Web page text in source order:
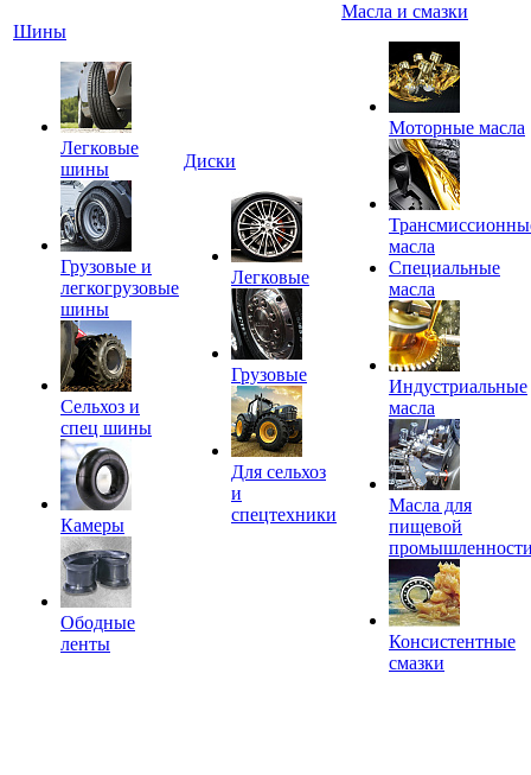
Шины
Легковые
шины
Грузовые и
легкогрузовые
шины
Сельхоз и
спец шины
Камеры
Ободные
ленты
Диски
Легковые
Грузовые
Для сельхоз
и
спецтехники
Масла и смазки
Моторные масла
масла
Специальные
масла
Индустриальные
масла
Масла для
пищевой
Консистентные
смазки